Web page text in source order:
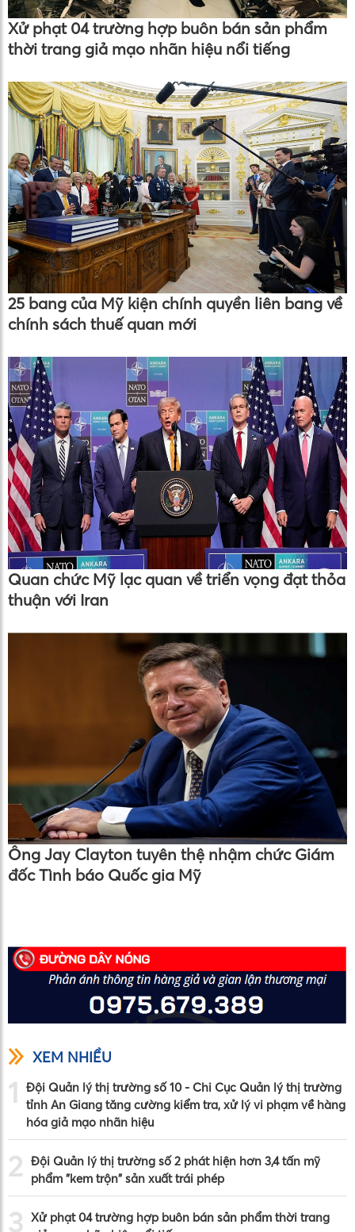
Xử phạt 04 trường hợp buôn bán sản phẩm
thời trang giả mạo nhãn hiệu nổi tiếng
25 bang của Mỹ kiện chính quyền liên bang về
chính sách thuế quan mới
Quan chức Mỹ lạc quan về triển vọng đạt thỏa
thuận với Iran
Ông Jay Clayton tuyên thệ nhậm chức Giám
đốc Tình báo Quốc gia Mỹ
XEM NHIỀU
1
Đội Quản lý thị trường số 10 - Chi Cục Quản lý thị trường
tỉnh An Giang tăng cường kiểm tra, xử lý vi phạm về hàng
hóa giả mạo nhãn hiệu
2 Đội Quản lý thị trường số 2 phát hiện hơn 3,4 tấn mỹ
phẩm "kem trộn" sản xuất trái phép
3 Xử phạt 04 trường hợp buôn bán sản phẩm thời trang